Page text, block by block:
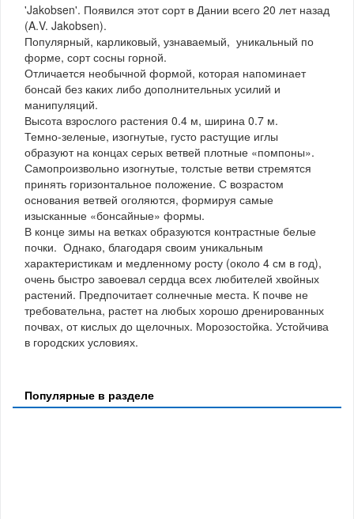
'Jakobsen'. Появился этот сорт в Дании всего 20 лет назад
(A.V. Jakobsen).
Популярный, карликовый, узнаваемый, уникальный по
форме, сорт сосны горной.
Отличается необычной формой, которая напоминает
бонсай без каких либо дополнительных усилий и
манипуляций.
Высота взрослого растения 0.4 м, ширина 0.7 м.
Темно-зеленые, изогнутые, густо растущие иглы
образуют на концах серых ветвей плотные «помпоны».
Самопроизвольно изогнутые, толстые ветви стремятся
принять горизонтальное положение. С возрастом
основания ветвей оголяются, формируя самые
изысканные «бонсайные» формы.
В конце зимы на ветках образуются контрастные белые
почки. Однако, благодаря своим уникальным
характеристикам и медленному росту (около 4 см в год),
очень быстро завоевал сердца всех любителей хвойных
растений. Предпочитает солнечные места. К почве не
требовательна, растет на любых хорошо дренированных
почвах, от кислых до щелочных. Морозостойка. Устойчива
в городских условиях.
Популярные в разделе